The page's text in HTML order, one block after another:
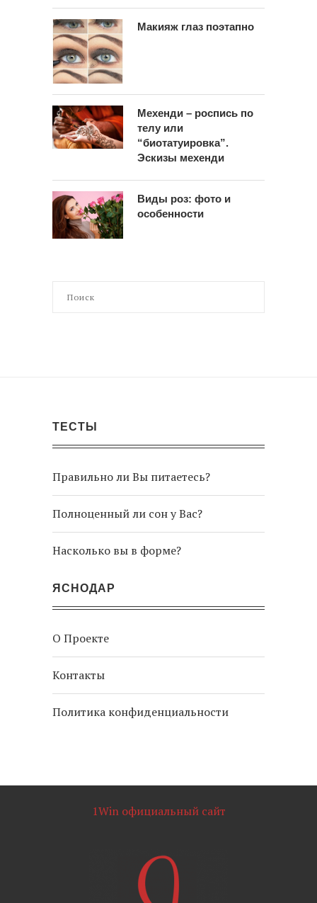
Макияж глаз поэтапно
Мехенди – роспись по
телу или
“биотатуировка”.
Эскизы мехенди
Виды роз: фото и
особенности
ТЕСТЫ
Правильно ли Вы питаетесь?
Полноценный ли сон у Вас?
Насколько вы в форме?
ЯСНОДАР
О Проекте
Контакты
Политика конфиденциальности
1Win официальный сайт